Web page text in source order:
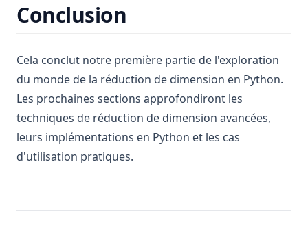
Conclusion
Cela conclut notre première partie de l'exploration
du monde de la réduction de dimension en Python.
Les prochaines sections approfondiront les
techniques de réduction de dimension avancées,
leurs implémentations en Python et les cas
d'utilisation pratiques.